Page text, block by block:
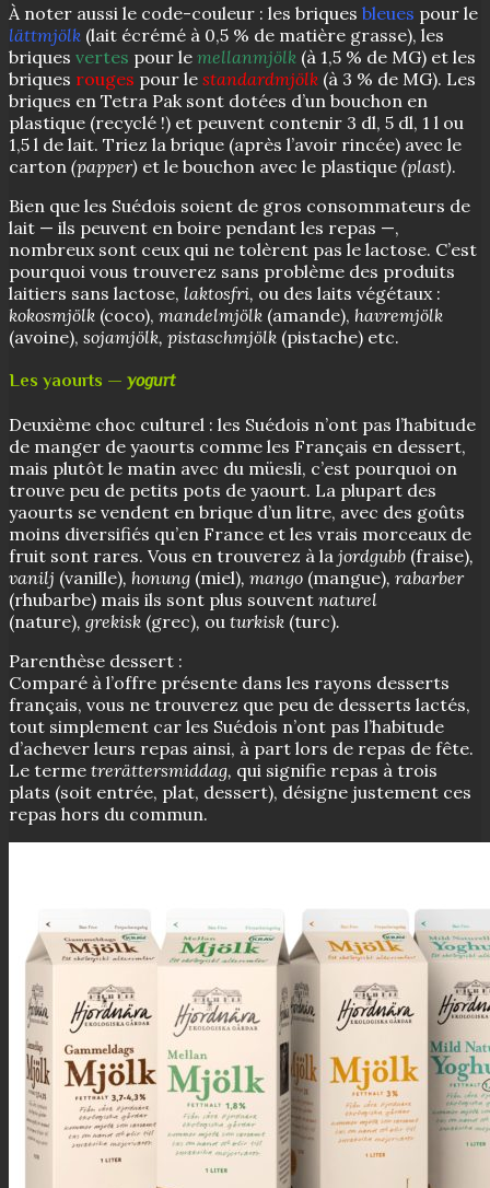
À noter aussi le code-couleur : les briques bleues pour le
lättmjölk (lait écrémé à 0,5 % de matière grasse), les
briques vertes pour le mellanmjölk (à 1,5 % de MG) et les
briques rouges pour le standardmjölk (à 3 % de MG). Les
briques en Tetra Pak sont dotées d’un bouchon en
plastique (recyclé !) et peuvent contenir 3 dl, 5 dl, 1 l ou
1,5 l de lait. Triez la brique (après l’avoir rincée) avec le
carton (papper) et le bouchon avec le plastique (plast).
Bien que les Suédois soient de gros consommateurs de
lait — ils peuvent en boire pendant les repas —,
nombreux sont ceux qui ne tolèrent pas le lactose. C’est
pourquoi vous trouverez sans problème des produits
laitiers sans lactose, laktosfri, ou des laits végétaux :
kokosmjölk (coco), mandelmjölk (amande), havremjölk
(avoine), sojamjölk, pistaschmjölk (pistache) etc.
Les yaourts — yogurt
Deuxième choc culturel : les Suédois n’ont pas l’habitude
de manger de yaourts comme les Français en dessert,
mais plutôt le matin avec du müesli, c’est pourquoi on
trouve peu de petits pots de yaourt. La plupart des
yaourts se vendent en brique d’un litre, avec des goûts
moins diversifiés qu’en France et les vrais morceaux de
fruit sont rares. Vous en trouverez à la jordgubb (fraise),
vanilj (vanille), honung (miel), mango (mangue), rabarber
(rhubarbe) mais ils sont plus souvent naturel
(nature), grekisk (grec), ou turkisk (turc).
Parenthèse dessert :
Comparé à l’offre présente dans les rayons desserts
français, vous ne trouverez que peu de desserts lactés,
tout simplement car les Suédois n’ont pas l’habitude
d’achever leurs repas ainsi, à part lors de repas de fête.
Le terme trerättersmiddag, qui signifie repas à trois
plats (soit entrée, plat, dessert), désigne justement ces
repas hors du commun.